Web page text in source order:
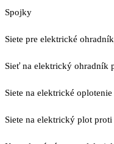
Spojky
Siete pre elektrické
Sieť na elektrický ohradník
Siete na elektrické oplotenie
Siete na elektrický plot